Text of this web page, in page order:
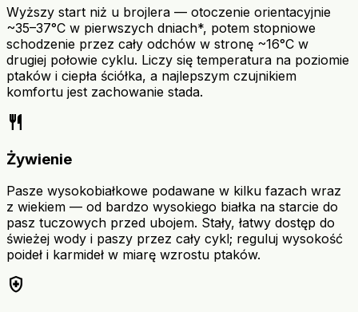
Wyższy start niż u brojlera — otoczenie orientacyjnie
~35–37°C w pierwszych dniach*, potem stopniowe
schodzenie przez cały odchów w stronę ~16°C w
drugiej połowie cyklu. Liczy się temperatura na poziomie
ptaków i ciepła ściółka, a najlepszym czujnikiem
komfortu jest zachowanie stada.
restaurant
Żywienie
Pasze wysokobiałkowe podawane w kilku fazach wraz
z wiekiem — od bardzo wysokiego białka na starcie do
pasz tuczowych przed ubojem. Stały, łatwy dostęp do
świeżej wody i paszy przez cały cykl; reguluj wysokość
poideł i karmideł w miarę wzrostu ptaków.
health_and_safety